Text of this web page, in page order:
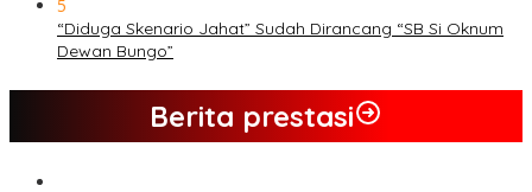
5
“Diduga Skenario Jahat” Sudah Dirancang “SB Si Oknum
Dewan Bungo”
Berita prestasi